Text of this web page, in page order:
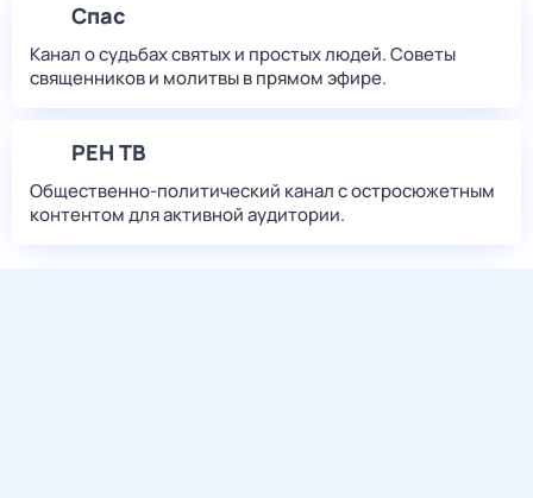
Спас
Канал о судьбах святых и простых людей. Советы
священников и молитвы в прямом эфире.
РЕН ТВ
Общественно-политический канал с остросюжетным
контентом для активной аудитории.